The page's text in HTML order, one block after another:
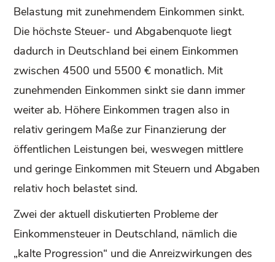
Belastung mit zunehmendem Einkommen sinkt.
Die höchste Steuer- und Abgabenquote liegt
dadurch in Deutschland bei einem Einkommen
zwischen 4500 und 5500 € monatlich. Mit
zunehmenden Einkommen sinkt sie dann immer
weiter ab. Höhere Einkommen tragen also in
relativ geringem Maße zur Finanzierung der
öffentlichen Leistungen bei, weswegen mittlere
und geringe Einkommen mit Steuern und Abgaben
relativ hoch belastet sind.
Zwei der aktuell diskutierten Probleme der
Einkommensteuer in Deutschland, nämlich die
„kalte Progression“ und die Anreizwirkungen des